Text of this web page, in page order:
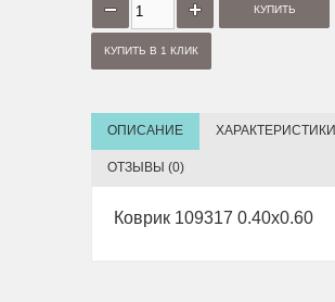
КУПИТЬ В 1 КЛИК
ОПИСАНИЕ ХАРАКТЕРИСТИКИ
ОТЗЫВЫ (0)
Коврик 109317 0.40x0.60